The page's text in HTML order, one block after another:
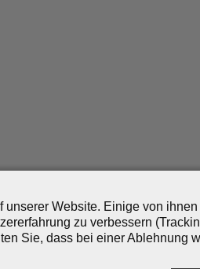
unserer Website. Einige von
zu verbessern
Sie, dass bei einer Ablehnung